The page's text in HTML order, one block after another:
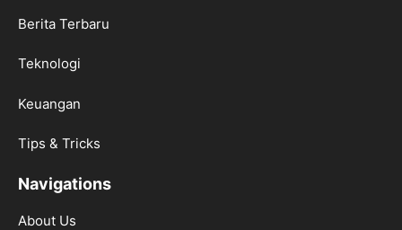
Berita Terbaru
Teknologi
Keuangan
Tips & Tricks
Navigations
About Us